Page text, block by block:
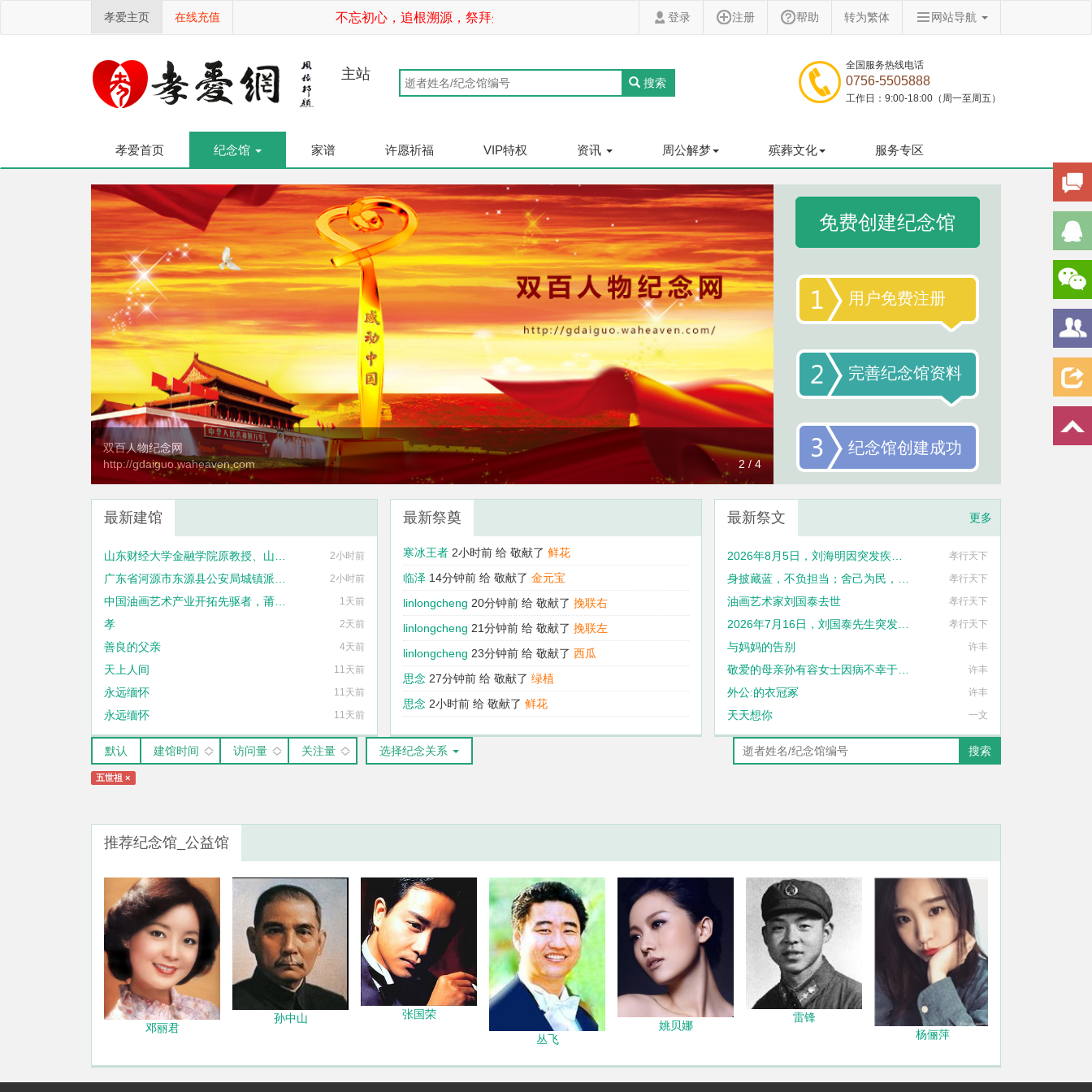
孝爱主页 在线充值 不忘初心，追根溯源，祭拜先祖，家道斐然！ 登录 注册 帮助 转为繁体 网站导航
主站
搜索
全国服务热线电话
0756-5505888
工作日：9:00-18:00（周一至周五）
孝爱首页 纪念馆 家谱 许愿祈福 VIP特权 资讯 周公解梦 殡葬文化 服务专区
2 / 4
双百人物纪念网
http://gdaiguo.waheaven.com
免费创建纪念馆
用户免费注册
完善纪念馆资料
纪念馆创建成功
最新建馆
2小时前
2小时前
1天前
孝 2天前
善良的父亲 4天前
天上人间 11天前
永远缅怀 11天前
永远缅怀 11天前
最新祭奠
思念2小时前 给敬献了鲜花
寒冰王者2小时前 给敬献了鲜花
临泽14分钟前 给敬献了金元宝
linlongcheng 20分钟前 给敬献了挽联右
linlongcheng 21分钟前 给敬献了挽联左
linlongcheng23分钟前 给敬献了
思念 27分钟前 给敬献了绿植
最新祭文 更多
2026年8月5日，刘海明因突发疾病抢救无效逝世，终年38岁 孝行天下
孝行天下
油画艺术家刘国泰去世 孝行天下
2026年7月16日，刘国泰先生突发疾病，不幸去世，享年六十八岁 孝行天下
与妈妈的告别 许丰
敬爱的母亲孙有容女士因病不幸于2026年1月27日14时57分与世长辞 许丰
外公:的衣冠冢 许丰
天天想你 一文
默认 建馆时间 访问量 关注量 选择纪念关系 搜索
五世祖×
推荐纪念馆_公益馆
邓丽君
孙中山
张国荣
丛飞
姚贝娜
雷锋
杨俪萍